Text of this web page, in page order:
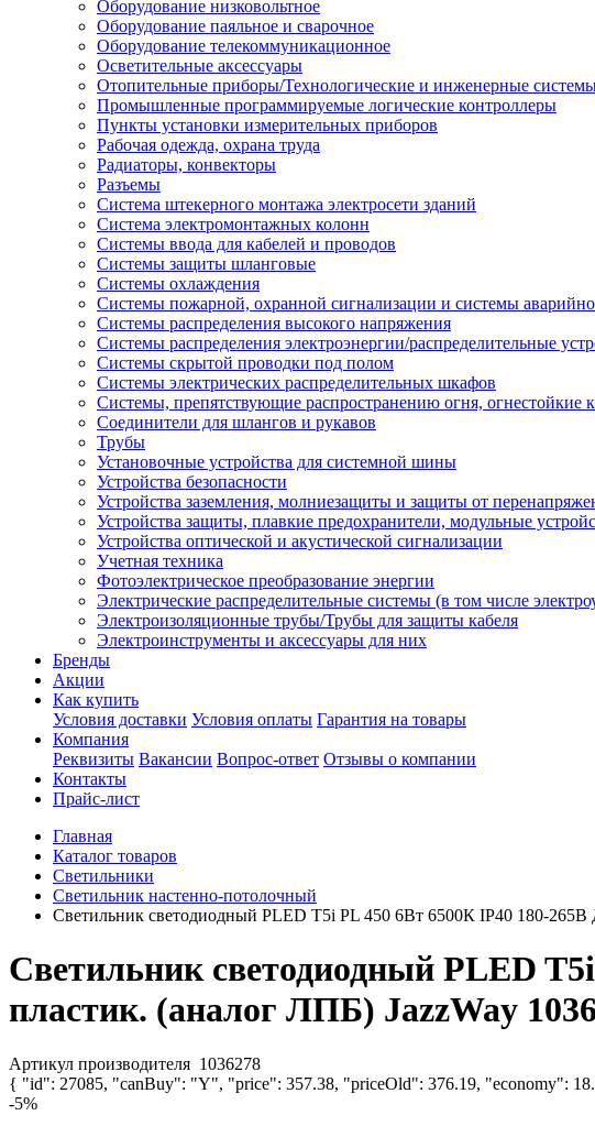
Оборудование низковольтное
Оборудование паяльное и сварочное
Оборудование телекоммуникационное
Осветительные аксессуары
Отопительные приборы/Технологические и инженерные
Промышленные программируемые логические контроллеры
Пункты установки измерительных приборов
Рабочая одежда, охрана труда
Радиаторы, конвекторы
Разъемы
Система штекерного монтажа электросети зданий
Система электромонтажных колонн
Системы ввода для кабелей и проводов
Системы защиты шланговые
Системы охлаждения
Системы пожарной, охранной сигнализации и системы
Системы распределения высокого напряжения
Системы распределения электроэнергии/распределительные
Системы скрытой проводки под полом
Системы электрических распределительных шкафов
Системы, препятствующие распространению огня, огнестойкие
Соединители для шлангов и рукавов
Трубы
Установочные устройства для системной шины
Устройства безопасности
Устройства заземления, молниезащиты и защиты от
Устройства защиты, плавкие предохранители, модульные
Устройства оптической и акустической сигнализации
Учетная техника
Фотоэлектрическое преобразование энергии
Электрические распределительные системы (в том числе
Электроизоляционные трубы/Трубы для защиты кабеля
Электроинструменты и аксессуары для них
Бренды
Акции
Как купить
Условия доставки Условия оплаты Гарантия на товары
Компания
Реквизиты Вакансии Вопрос-ответ Отзывы о компании
Контакты
Прайс-лист
Главная
Каталог товаров
Светильники
Светильник настенно-потолочный
Светильник светодиодный PLED T5i PL 450 6Вт 6500К IP40 180-
Светильник светодиодный PLED
пластик. (аналог ЛПБ) JazzWay
Артикул производителя 1036278
{ "id": 27085, "canBuy": "Y", "price": 357.38, "priceOld": 376.19, "economy":
-5%